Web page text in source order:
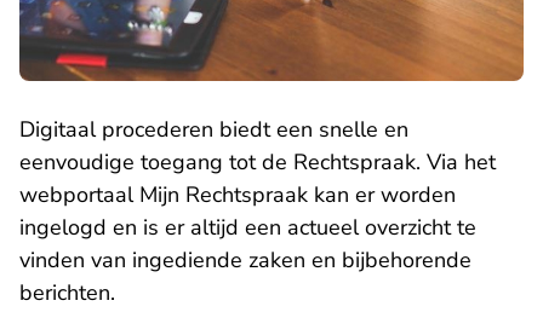
Digitaal procederen biedt een snelle en
eenvoudige toegang tot de Rechtspraak. Via het
webportaal Mijn Rechtspraak kan er worden
ingelogd en is er altijd een actueel overzicht te
vinden van ingediende zaken en bijbehorende
berichten.